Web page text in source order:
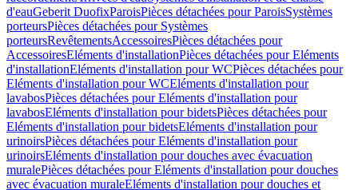
d'eauGeberit DuofixParoisPièces détachées pour ParoisSystèmes
porteursPièces détachées pour Systèmes
porteursRevêtementsAccessoiresPièces détachées pour
AccessoiresEléments d'installationPièces détachées pour Eléments
d'installationEléments d'installation pour WCPièces détachées pour
Eléments d'installation pour WCEléments d'installation pour
lavabosPièces détachées pour Eléments d'installation pour
lavabosEléments d'installation pour bidetsPièces détachées pour
Eléments d'installation pour bidetsEléments d'installation pour
urinoirsPièces détachées pour Eléments d'installation pour
urinoirsEléments d'installation pour douches avec évacuation
muralePièces détachées pour Eléments d'installation pour douches
avec évacuation muraleEléments d'installation pour douches et